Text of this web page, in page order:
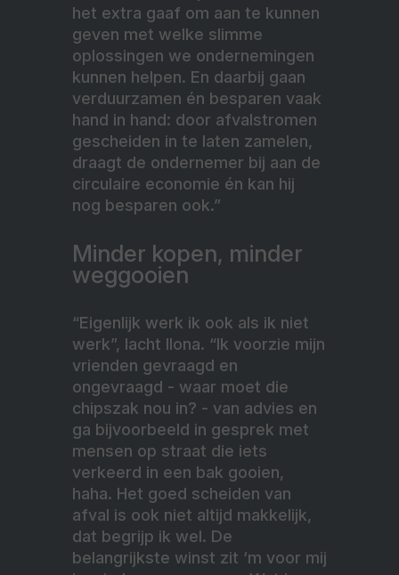
het extra gaaf om aan te kunnen
geven met welke slimme
oplossingen we ondernemingen
kunnen helpen. En daarbij gaan
verduurzamen én besparen vaak
hand in hand: door afvalstromen
gescheiden in te laten zamelen,
draagt de ondernemer bij aan de
circulaire economie én kan hij
nog besparen ook.”
Minder kopen, minder
weggooien
“Eigenlijk werk ik ook als ik niet
werk”, lacht Ilona. “Ik voorzie mijn
vrienden gevraagd en
ongevraagd - waar moet die
chipszak nou in? - van advies en
ga bijvoorbeeld in gesprek met
mensen op straat die iets
verkeerd in een bak gooien,
haha. Het goed scheiden van
afval is ook niet altijd makkelijk,
dat begrijp ik wel. De
belangrijkste winst zit ‘m voor mij